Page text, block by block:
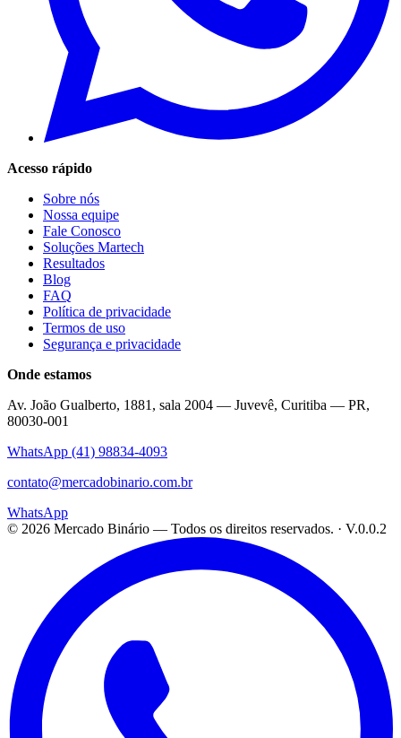
Acesso rápido
Sobre nós
Nossa equipe
Fale Conosco
Soluções Martech
Resultados
Blog
FAQ
Política de privacidade
Termos de uso
Segurança e privacidade
Onde estamos
Av. João Gualberto, 1881, sala 2004 — Juvevê, Curitiba — PR,
80030-001
WhatsApp (41) 98834-4093
contato@mercadobinario.com.br
WhatsApp
© 2026 Mercado Binário — Todos os direitos reservados. · V.0.0.2